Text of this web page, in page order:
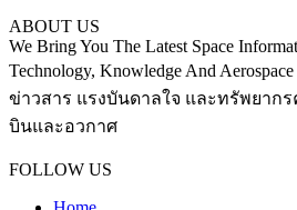
ABOUT US
We Bring You The Latest Space
Technology, Knowledge And
ข่าวสาร แรงบันดาลใจ และทรัพยาก
บินและอวกาศ
FOLLOW US